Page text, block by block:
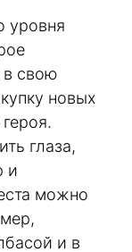
уровня
в свою
новых
глаза,
и
можно
и в